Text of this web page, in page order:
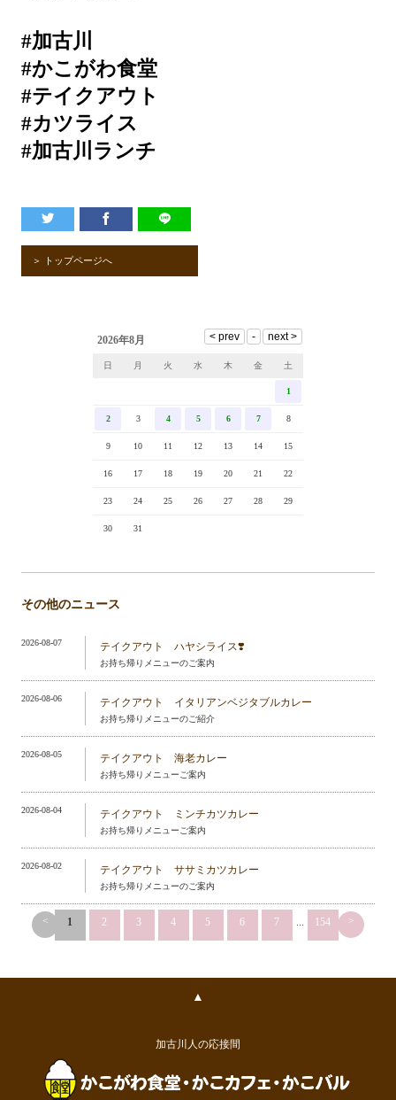
#加古川
#かこがわ食堂
#テイクアウト
#カツライス
#加古川ランチ
＞ トップページへ
2026年8月
日 月 火 水 木 金 土
1
2 3 4 5 6 7 8
9 10 11 12 13 14 15
16 17 18 19 20 21 22
23 24 25 26 27 28 29
30 31
その他のニュース
2026-08-07 テイクアウト ハヤシライス❣️
お持ち帰りメニューのご案内
2026-08-06 テイクアウト イタリアンベジタブルカレー
お持ち帰りメニューのご紹介
2026-08-05 テイクアウト 海老カレー
お持ち帰りメニューご案内
2026-08-04 テイクアウト ミンチカツカレー
お持ち帰りメニューご案内
2026-08-02 テイクアウト ササミカツカレー
お持ち帰りメニューのご案内
< 1 2 3 4 5 6 7 154 >
▲
加古川人の応接間